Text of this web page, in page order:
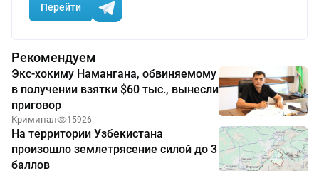
Перейти
Рекомендуем
Экс-хокиму Намангана, обвиняемому
в получении взятки $60 тыс., вынесли
приговор
Криминал 15926
На территории Узбекистана
произошло землетрясение силой до 3
баллов